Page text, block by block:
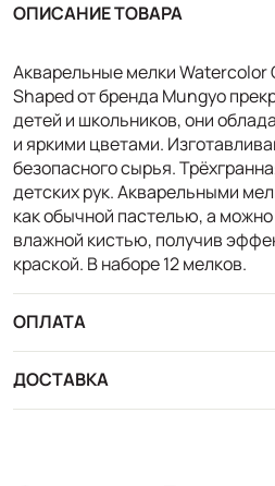
ОПИСАНИЕ ТОВАРА
Акварельные мелки Watercolor
Shaped от бренда Mungyo
детей и школьников, они
и яркими цветами.
безопасного сырья.
детских рук. Акварельными
как обычной пастелью, а
влажной кистью, получив
краской. В наборе 12 мелков.
ОПЛАТА
ДОСТАВКА